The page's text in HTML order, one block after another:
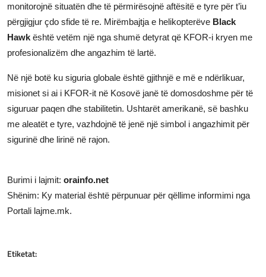
monitorojnë situatën dhe të përmirësojnë aftësitë e tyre për t’iu
përgjigjur çdo sfide të re. Mirëmbajtja e helikopterëve Black
Hawk është vetëm një nga shumë detyrat që KFOR-i kryen me
profesionalizëm dhe angazhim të lartë.
Në një botë ku siguria globale është gjithnjë e më e ndërlikuar,
misionet si ai i KFOR-it në Kosovë janë të domosdoshme për të
siguruar paqen dhe stabilitetin. Ushtarët amerikanë, së bashku
me aleatët e tyre, vazhdojnë të jenë një simbol i angazhimit për
sigurinë dhe lirinë në rajon.
Burimi i lajmit: orainfo.net
Shënim: Ky material është përpunuar për qëllime informimi nga
Portali lajme.mk.
Etiketat: